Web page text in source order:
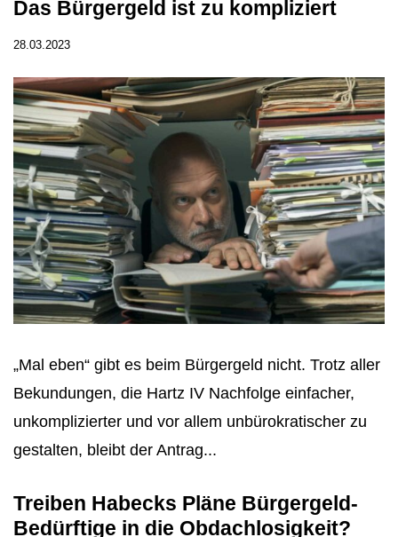
Das Bürgergeld ist zu kompliziert
28.03.2023
„Mal eben“ gibt es beim Bürgergeld nicht. Trotz aller
Bekundungen, die Hartz IV Nachfolge einfacher,
unkomplizierter und vor allem unbürokratischer zu
gestalten, bleibt der Antrag...
Treiben Habecks Pläne Bürgergeld-
Bedürftige in die Obdachlosigkeit?